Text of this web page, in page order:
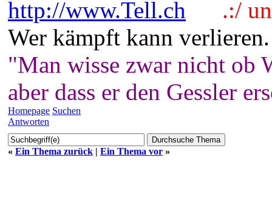
http://www.Tell.ch
.:/
Wer kämpft kann
"Man wisse zwar nicht ob
aber dass er den Gessler
Homepage Suchen
Antworten
« Ein Thema zurück | Ein Thema vor »